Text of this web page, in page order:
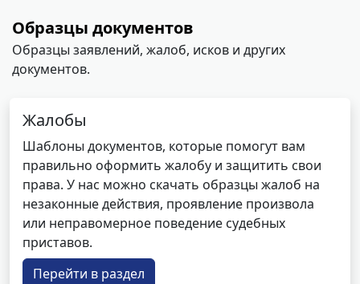
Образцы документов
Образцы заявлений, жалоб, исков и других
документов.
Жалобы
Шаблоны документов, которые помогут вам
правильно оформить жалобу и защитить свои
права. У нас можно скачать образцы жалоб на
незаконные действия, проявление произвола
или неправомерное поведение судебных
приставов.
Перейти в раздел